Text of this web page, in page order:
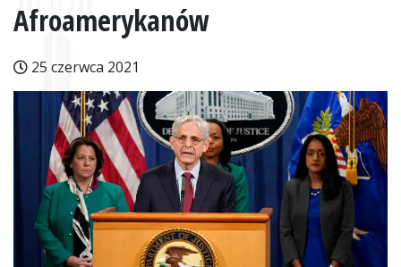
Afroamerykanów
25 czerwca 2021